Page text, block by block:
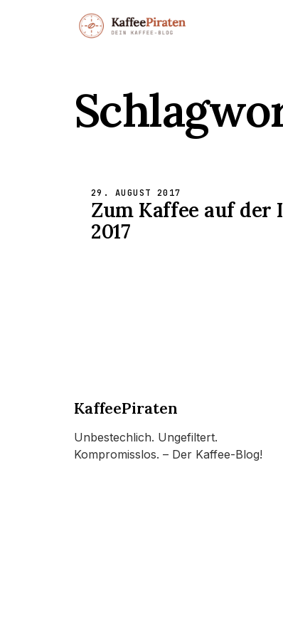
29. AUGUST 2017
Zum Kaffee auf der
2017
KaffeePiraten
Unbestechlich. Ungefiltert.
Kompromisslos. – Der Kaffee-Blog!